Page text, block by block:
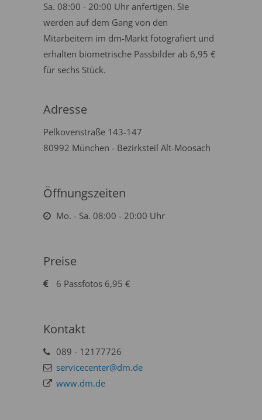
Sa. 08:00 - 20:00 Uhr anfertigen. Sie
werden auf dem Gang von den
Mitarbeitern im dm-Markt fotografiert und
erhalten biometrische Passbilder ab 6,95 €
für sechs Stück.
Adresse
Pelkovenstraße 143-147
80992 München - Bezirksteil Alt-Moosach
Öffnungszeiten
Mo. - Sa. 08:00 - 20:00 Uhr
Preise
6 Passfotos 6,95 €
Kontakt
089 - 12177726
servicecenter@dm.de
www.dm.de